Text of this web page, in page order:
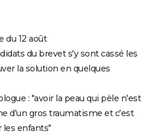
du 12 août
du brevet s'y sont cassé les
la solution en quelques
: "avoir la peau qui pèle n'est
d'un gros traumatisme et c'est
enfants"